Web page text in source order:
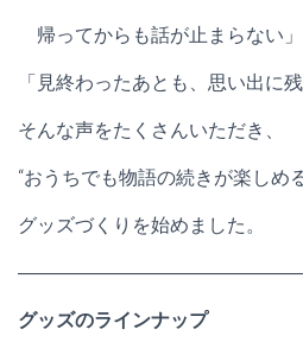
帰ってからも話が止まらない」
「見終わったあとも、思い出に残
そんな声をたくさんいただき、
“おうちでも物語の続きが楽しめ
グッズづくりを始めました。
―――――――――――――――
グッズのラインナップ